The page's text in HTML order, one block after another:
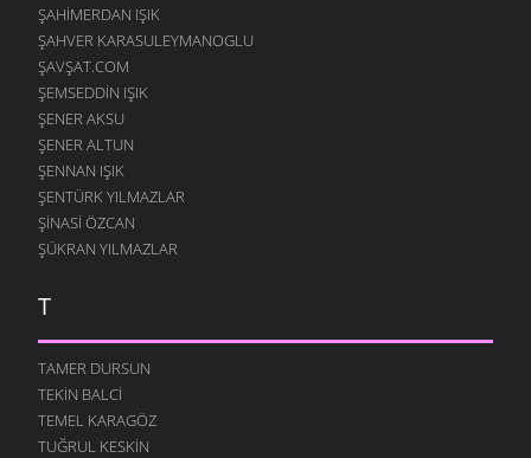
ŞAHIMERDAN IŞIK
ŞAHVER KARASULEYMANOGLU
ŞAVŞAT.COM
ŞEMSEDDIN IŞIK
ŞENER AKSU
ŞENER ALTUN
ŞENNAN IŞIK
ŞENTÜRK YILMAZLAR
ŞINASI ÖZCAN
ŞÜKRAN YILMAZLAR
T
TAMER DURSUN
TEKIN BALCI
TEMEL KARAGÖZ
TUĞRUL KESKIN